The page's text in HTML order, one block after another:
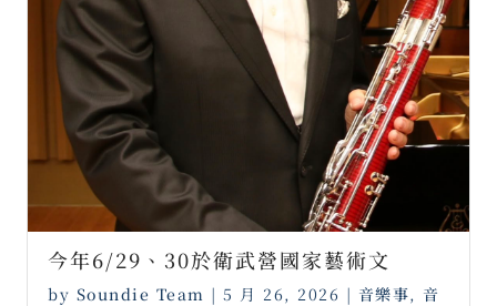
今年6/29、30於衛武營國家藝術文
by Soundie Team | 5 月 26, 2026 | 音樂事, 音